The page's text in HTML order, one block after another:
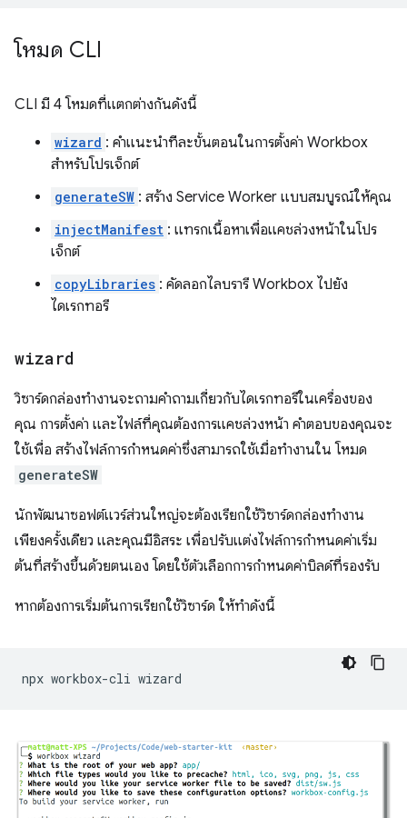
โหมด CLI
CLI มี 4 โหมดที่แตกต่างกันดังนี้
wizard : คำแนะนำทีละขั้นตอนในการตั้งค่า Workbox
สำหรับโปรเจ็กต์
generateSW : สร้าง Service Worker แบบสมบูรณ์ให้คุณ
injectManifest : แทรกเนื้อหาเพื่อแคชล่วงหน้าในโปร
เจ็กต์
copyLibraries : คัดลอกไลบรารี Workbox ไปยัง
ไดเรกทอรี
wizard
วิซาร์ดกล่องทำงานจะถามคำถามเกี่ยวกับไดเรกทอรีในเครื่องของ
คุณ การตั้งค่า และไฟล์ที่คุณต้องการแคชล่วงหน้า คำตอบของคุณจะ
ใช้เพื่อ สร้างไฟล์การกำหนดค่าซึ่งสามารถใช้เมื่อทำงานใน โหมด
generateSW
นักพัฒนาซอฟต์แวร์ส่วนใหญ่จะต้องเรียกใช้วิซาร์ดกล่องทำงาน
เพียงครั้งเดียว และคุณมีอิสระ เพื่อปรับแต่งไฟล์การกำหนดค่าเริ่ม
ต้นที่สร้างขึ้นด้วยตนเอง โดยใช้ตัวเลือกการกำหนดค่าบิลด์ที่รองรับ
หากต้องการเริ่มต้นการเรียกใช้วิซาร์ด ให้ทำดังนี้
npx workbox-cli